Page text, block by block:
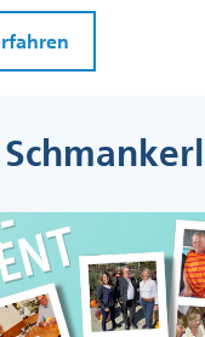
Schmankerl